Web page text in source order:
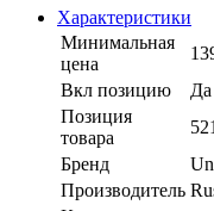
Характеристики
Минимальная
цена
Вкл позицию
Да
Позиция
товара
521
Бренд
Производитель